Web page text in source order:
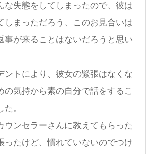
な失態をしてしまったので、彼は
しまっただろう、このお見合いは
事が来ることはないだろうと思い
ントにより、彼女の緊張はなくな
の気持から素の自分で話をするこ
。
ウンセラーさんに教えてもらった
ったけど、慣れていないのでつけ